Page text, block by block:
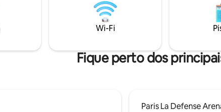
Vem com
colocadas em
(um sinal de
ser adicionado) e
🌹🥂🍓
Wi-Fi
Fique perto dos
Paris La Defense